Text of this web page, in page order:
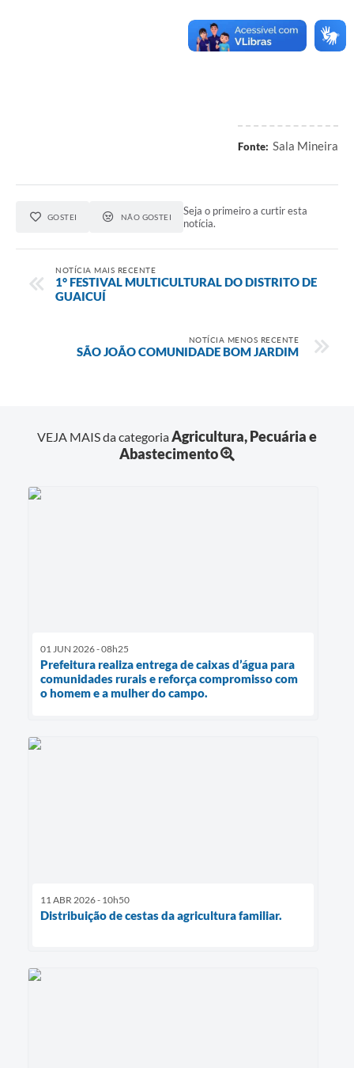
Fonte: Sala Mineira
GOSTEI NÃO GOSTEI
Seja o primeiro a curtir esta
notícia.
NOTÍCIA MAIS RECENTE
1° FESTIVAL MULTICULTURAL DO DISTRITO DE
GUAICUÍ
NOTÍCIA MENOS RECENTE
SÃO JOÃO COMUNIDADE BOM JARDIM
VEJA MAIS da categoriaAgricultura, Pecuária e
Abastecimento
01 JUN 2026 - 08h25
Prefeitura realiza entrega de caixas d’água para
comunidades rurais e reforça compromisso com
o homem e a mulher do campo.
11 ABR 2026 - 10h50
Distribuição de cestas da agricultura familiar.